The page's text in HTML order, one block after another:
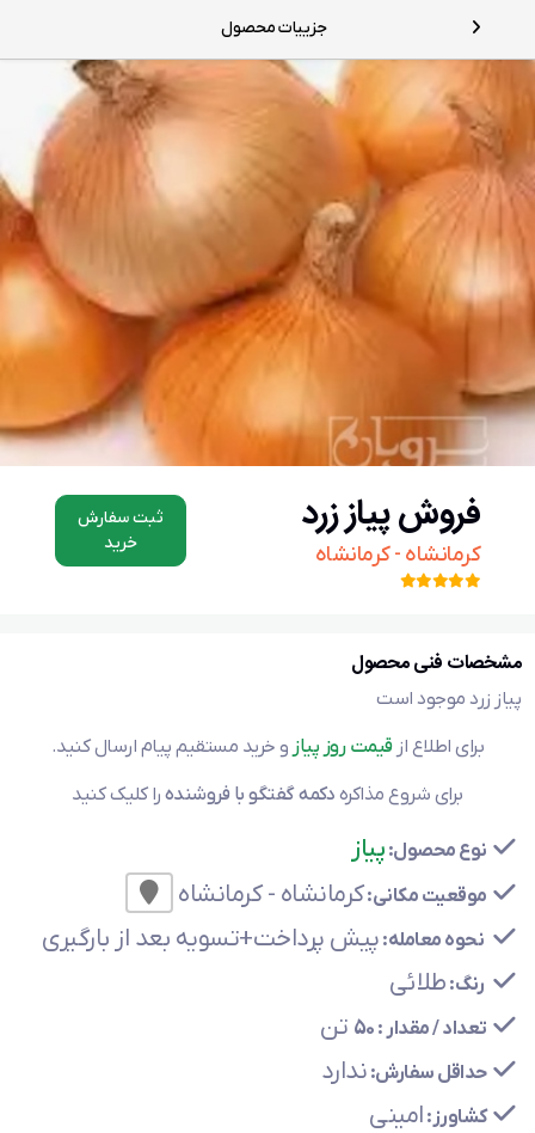
جزییات محصول
فروش پیاز زرد
کرمانشاه - کرمانشاه
ثبت سفارش
خرید
مشخصات فنی محصول
پیاز زرد موجود است
برای اطلاع ازقیمت روز پیاز و خرید مستقیم پیام ارسال کنید.
برای شروع مذاکره دکمه گفتگو با فروشنده را کلیک کنید
نوع محصول: پیاز
موقعیت مکانی:کرمانشاه - کرمانشاه
نحوه معامله: پیش پرداخت+تسویه بعد از بارگیری
رنگ: طلائی
تعداد / مقدار : 50 تن
حداقل سفارش: ندارد
کشاورز: امینی